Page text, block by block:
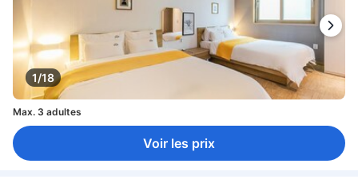
1/18
Max. 3 adultes
Voir les prix